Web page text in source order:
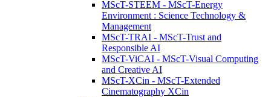
MScT-STEEM - MScT-Energy
Environment : Science Technology &
Management
MScT-TRAI - MScT-Trust and
Responsible AI
MScT-ViCAI - MScT-Visual Computing
and Creative AI
MScT-XCin - MScT-Extended
Cinematography XCin